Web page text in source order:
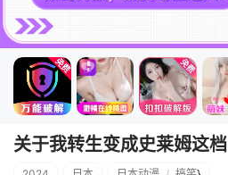
关于我转生变成史莱姆这档